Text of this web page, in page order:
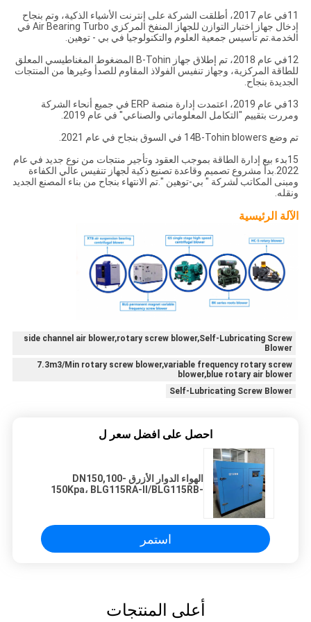
11في عام 2017، أطلقت الشركة على إنترنت الأشياء الذكية، وتم بنجاح
إدخال جهاز اختبار التوازن للجهاز المنفخ المركزي Air Bearing Turbo في
الخدمة.تم تأسيس جمعية العلوم والتكنولوجيا في بي - توهين.
12في عام 2018، تم إطلاق جهاز B-Tohin المضغوط المغناطيسي المعلق
للطاقة المركزية، وجهاز تنفيس الفولاذ المقاوم للصدأ وغيرها من المنتجات
الجديدة بنجاح.
13في عام 2019، اعتمدت إدارة منصة ERP في جميع أنحاء الشركة
ومررت بتقييم "التكامل المعلوماتي والصناعي" في عام 2019.
تم وضع 14B-Tohin blowers في السوق بنجاح في عام 2021.
15بدء بيع إدارة الطاقة بموجب العقود وتأجير منتجات من نوع جديد في عام
2022.بدأ مشروع تصميم وقاعدة تصنيع ذكية لجهاز تنفيس عالي الكفاءة
ومبنى المكاتب لشركة " بي-توهين ".تم الانتهاء بنجاح من بناء المصنع الجديد
ونقله.
الآلة الرئيسية
side channel air blower,rotary screw blower,Self-Lubricating Screw
Blower
7.3m3/Min rotary screw blower,variable frequency rotary screw
blower,blue rotary air blower
Self-Lubricating Screw Blower
احصل على افضل سعر ل
الهواء الدوار الأزرق DN150,100-
150Kpa، BLG115RA-II/BLG115RB-
استمر
أعلى المنتجات